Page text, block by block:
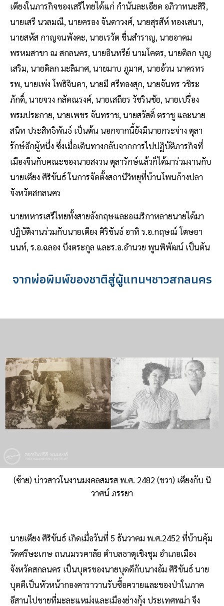
เตียงในภารกิจของเสรีไทยได้แก่ กำนันละเอียด อภิวาทนะสิริ,
นายเสรี นวลมณี, นายครอง จันดาวงศ์, นายสุรสีห์ ทองเสนา,
นายสหัส กาญจนพังคะ, นายเรวัต ชื่นสำราญ, นายอาคม
พรหมสาขา ณ สกลนคร, นายอินทรีย์ นามโคตร, นายดิลก บุญ
เสริม, นายดิลก มะลิมาศ, นายมาบ ภูมาศ, นายอ้วน นาครทร
รพ, นายเพ่ง โพธิจินดา, นายมี ศรีทองสุก, นายจันทร วชิระ
ภักดิ์, นายจวง กลัดณรงค์, นายเสถียร วัชรินชัย, นายเปรื่อง
พรมประกาย, นายเพชร จันทราช, นายสวัสดิ์ ตราชู และนาย
สนิท ประสิทธิพันธ์ เป็นต้น นอกจากนี้ยังมีนายกระจ่าง ตุลา
รักษ์อีกผู้หนึ่ง ซึ่งเมื่อเดินทางกลับจากการไปปฏิบัติภารกิจที่
เมืองจีนกับคณะของนายสงวน ตุลารักษ์แล้วก็ได้มาร่วมงานกับ
นายเตียง ศิริขันธ์ ในการจัดตั้งสถานีวิทยุที่บ้านโพนก้างปลา
จังหวัดสกลนคร
นายทหารเสรีไทยทั้งสายอังกฤษและอเมริกาหลายนายได้มา
ปฏิบัติงานร่วมกับนายเตียง ศิริขันธ์ อาทิ ร.อ.กฤษณ์ โตษยา
นนท์, ร.อ.ฉลอง บึงตระกูล และร.อ.อํานวย พูนพิพัฒน์ เป็นต้น
จากพ่อพิมพ์ของชาติสู่ผู้แทนฯชาวสกลนคร
(ซ้าย) บ่าวสาวในงานมงคลสมรส พ.ศ. 2482 (ขวา) เตียงกับ นิ
วาศน์ ภรรยา
นายเตียง ศิริขันธ์ เกิดเมื่อวันที่ 5 ธันวาคม พ.ศ.2452 ที่บ้านคุ้ม
วัดศรีษะเกษ ถนนมรรคาลัย ตําบลธาตุเชิงชุม อําเภอเมือง
จังหวัดสกลนคร เป็นบุตรของนายบุดดีกับนางอ้ม ศิริขันธ์ นาย
บุดดีเป็นหัวหน้ากองคาราวานรับซื้อควายและของป่าในภาค
อีสานไปขายที่มะละแหม่งและเมืองย่างกุ้ง ประเทศพม่า จึง